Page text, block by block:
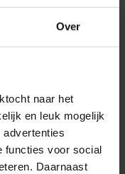
Over
naar het
en leuk mogelijk
advertenties
functies voor social
Daarnaast